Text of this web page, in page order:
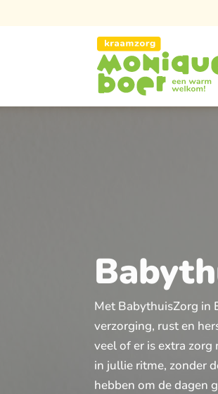
Met BabythuisZorg in
verzorging, rust en
veel of er is extra
in jullie ritme, zonder
hebben om de dagen